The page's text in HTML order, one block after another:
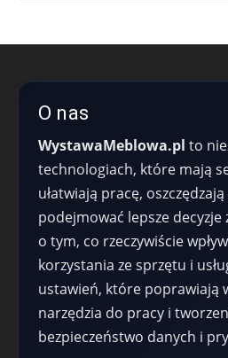
O nas
WystawaMeblowa.pl to
technologiach, które mają
ułatwiają pracę,
podejmować lepsze decyzje
o tym, co rzeczywiście
korzystania ze sprzętu i
ustawień, które poprawiają
narzędzia do pracy i
bezpieczeństwo danych i